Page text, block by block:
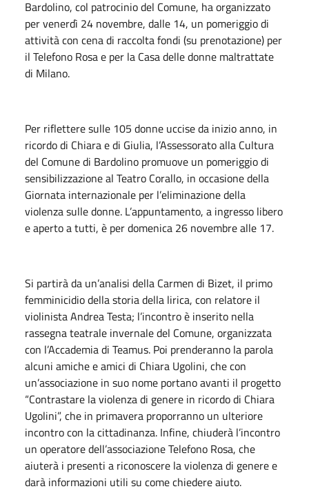
Bardolino, col patrocinio del Comune, ha organizzato
per venerdì 24 novembre, dalle 14, un pomeriggio di
attività con cena di raccolta fondi (su prenotazione) per
il Telefono Rosa e per la Casa delle donne maltrattate
di Milano.
Per riflettere sulle 105 donne uccise da inizio anno, in
ricordo di Chiara e di Giulia, l’Assessorato alla Cultura
del Comune di Bardolino promuove un pomeriggio di
sensibilizzazione al Teatro Corallo, in occasione della
Giornata internazionale per l’eliminazione della
violenza sulle donne. L’appuntamento, a ingresso libero
e aperto a tutti, è per domenica 26 novembre alle 17.
Si partirà da un’analisi della Carmen di Bizet, il primo
femminicidio della storia della lirica, con relatore il
violinista Andrea Testa; l’incontro è inserito nella
rassegna teatrale invernale del Comune, organizzata
con l’Accademia di Teamus. Poi prenderanno la parola
alcuni amiche e amici di Chiara Ugolini, che con
un’associazione in suo nome portano avanti il progetto
“Contrastare la violenza di genere in ricordo di Chiara
Ugolini”, che in primavera proporranno un ulteriore
incontro con la cittadinanza. Infine, chiuderà l’incontro
un operatore dell’associazione Telefono Rosa, che
aiuterà i presenti a riconoscere la violenza di genere e
darà informazioni utili su come chiedere aiuto.